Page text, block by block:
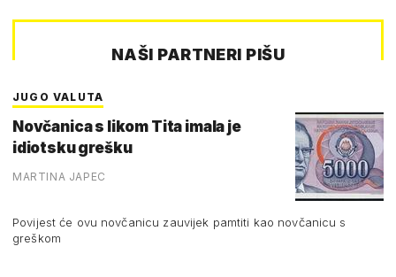
NAŠI PARTNERI PIŠU
JUGO VALUTA
Novčanica s likom Tita imala je
idiotsku grešku
MARTINA JAPEC
Povijest će ovu novčanicu zauvijek pamtiti kao novčanicu s
greškom